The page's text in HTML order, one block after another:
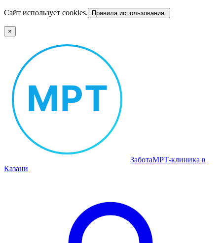
Сайт использует cookies. Правила использования.
×
ЗаботаМРТ‑клиника в
Казани